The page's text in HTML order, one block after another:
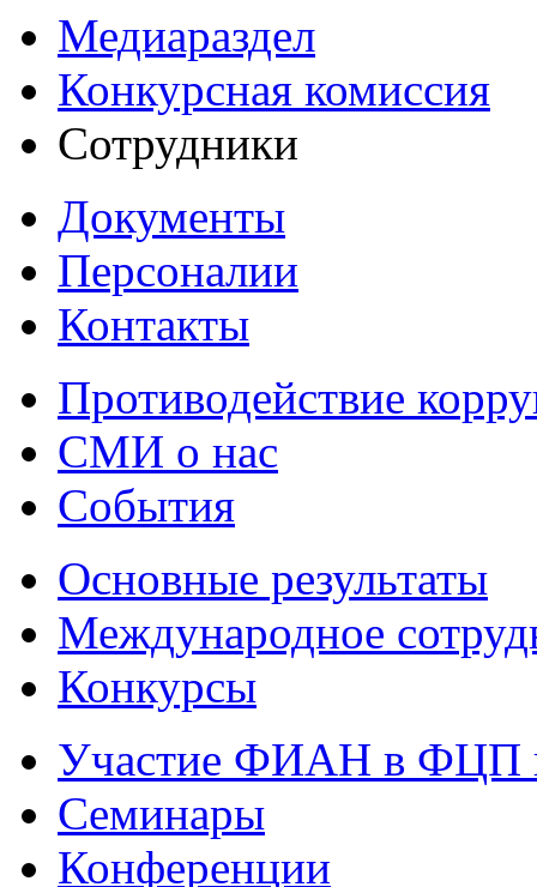
Медиараздел
Конкурсная комиссия
Сотрудники
Документы
Персоналии
Контакты
Противодействие
СМИ о нас
События
Основные результаты
Международное
Конкурсы
Участие ФИАН в ФЦП
Семинары
Конференции